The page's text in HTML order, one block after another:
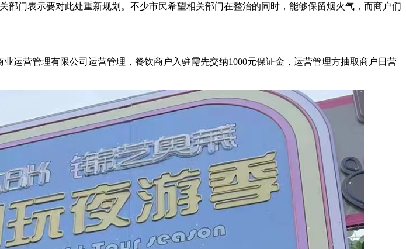
表示要对此处重新规划。不少市民希望相关部门在整治的同时，能够保留烟火气，而商户们
营管理有限公司运营管理，餐饮商户入驻需先交纳1000元保证金，运营管理方抽取商户日营